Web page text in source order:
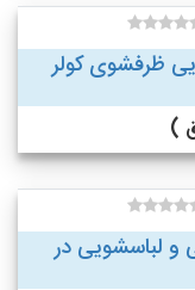
ظرفشوی کولر
لباسشویی در